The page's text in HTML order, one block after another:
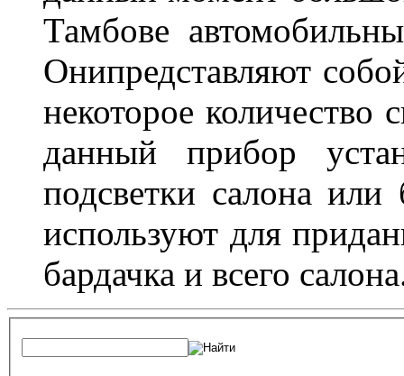
Тамбове
Онипредставляют
некоторое количество
данный прибор
подсветки салона
используют для
бардачка и всего